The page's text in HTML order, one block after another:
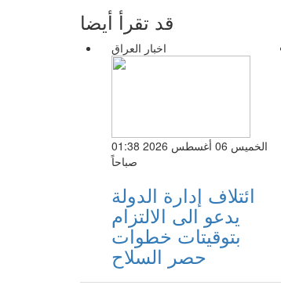
قد تقرأ أيضا
اخبار العراق
الخميس 06 أغسطس 2026 01:38
صباحاً
ائتلاف إدارة الدولة
يدعو الى الالتزام
بتوقيتات خطوات
حصر السلاح